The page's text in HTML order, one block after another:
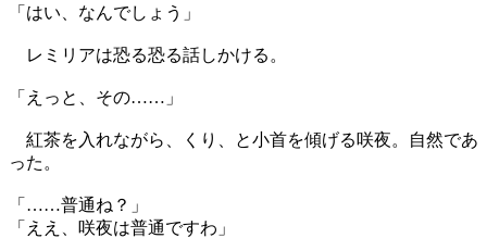
「はい、なんでしょう」
レミリアは恐る恐る話しかける。
「えっと、その……」
紅茶を入れながら、くり、と小首を傾げる咲夜。自然であ
った。
「……普通ね？」
「ええ、咲夜は普通ですわ」